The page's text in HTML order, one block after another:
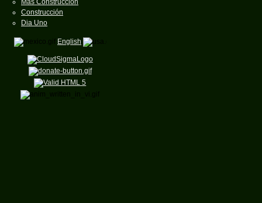
Mas Construcción
Construcción
Dia Uno
English